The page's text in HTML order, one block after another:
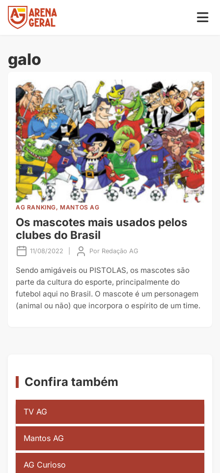
galo
AG RANKING, MANTOS AG
Os mascotes mais usados pelos
clubes do Brasil
11/08/2022 Por Redação AG
Sendo amigáveis ou PISTOLAS, os mascotes são
parte da cultura do esporte, principalmente do
futebol aqui no Brasil. O mascote é um personagem
(animal ou não) que incorpora o espírito de um time.
Confira também
TV AG
Mantos AG
AG Curioso